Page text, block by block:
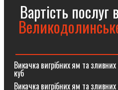
Вартість
Викачка вигрібних ям та
куб
Викачка вигрібних ям та